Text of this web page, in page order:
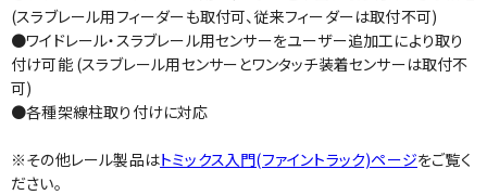
(スラブレール用フィーダーも取付可、従来フィーダーは取付不可)
●ワイドレール・スラブレール用センサーをユーザー追加工により取り
付け可能 (スラブレール用センサーとワンタッチ装着センサーは取付不
可)
●各種架線柱取り付けに対応
※その他レール製品はトミックス入門(ファイントラック)ページをご覧く
ださい。